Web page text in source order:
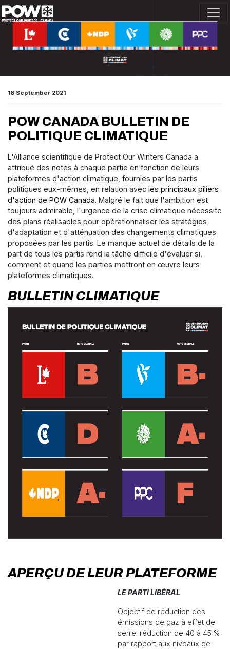
Skip navigation
16 September 2021
POW CANADA BULLETIN DE
POLITIQUE CLIMATIQUE
L'Alliance scientifique de Protect Our Winters Canada a
attribué des notes à chaque partie en fonction de leurs
plateformes d'action climatique, fournies par les partis
politiques eux-mêmes, en relation avec les principaux piliers
d'action de POW Canada. Malgré le fait que l'ambition est
toujours admirable, l'urgence de la crise climatique nécessite
des plans réalisables pour opérationnaliser les stratégies
d'adaptation et d'atténuation des changements climatiques
proposées par les partis. Le manque actuel de détails de la
part de tous les partis rend la tâche difficile d'évaluer si,
comment et quand les parties mettront en œuvre leurs
plateformes climatiques.
BULLETIN CLIMATIQUE
APERÇU DE LEUR PLATEFORME
LE PARTI LIBÉRAL
Objectif de réduction des
émissions de gaz à effet de
serre: réduction de 40 à 45 %
par rapport aux niveaux de